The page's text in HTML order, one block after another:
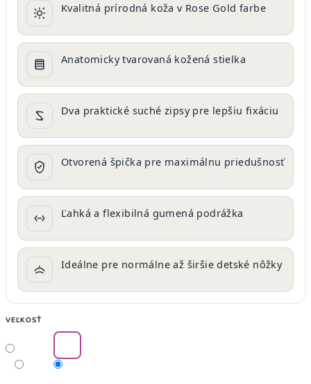
Kvalitná prírodná koža v Rose Gold farbe
Anatomicky tvarovaná kožená stielka
Dva praktické suché zipsy pre lepšiu fixáciu
Otvorená špička pre maximálnu priedušnosť
Ľahká a flexibilná gumená podrážka
Ideálne pre normálne až širšie detské nôžky
VEĽKOSŤ